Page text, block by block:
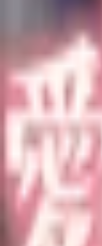
オリジナル作品一覧